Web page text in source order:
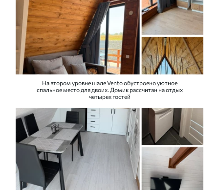
На втором уровне шале Vento обустроено уютное
спальное место для двоих. Домик рассчитан на отдых
четырех гостей